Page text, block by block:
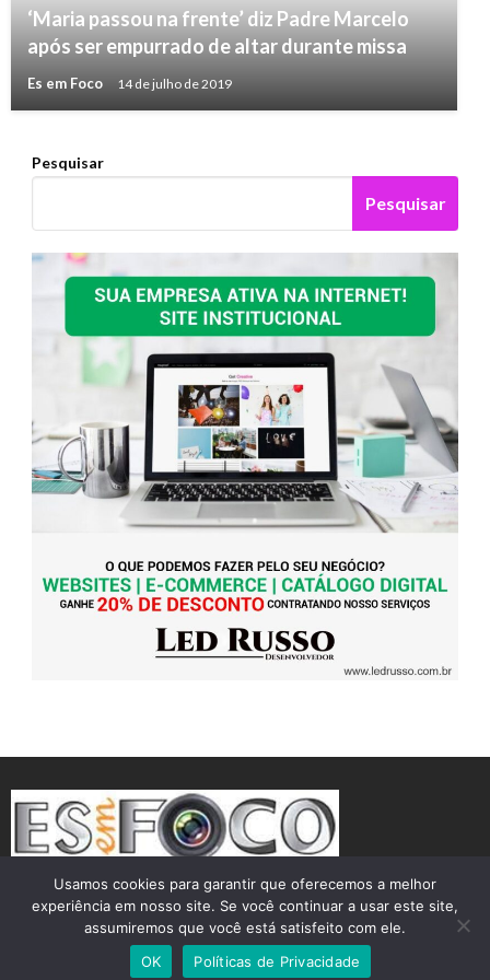
‘Maria passou na frente’ diz Padre Marcelo
após ser empurrado de altar durante missa
Es em Foco 14 de julho de 2019
Pesquisar
Pesquisar
Desenvolvido por Led Russo Theme by Silk Themes
Usamos cookies para garantir que oferecemos a melhor
experiência em nosso site. Se você continuar a usar este site,
assumiremos que você está satisfeito com ele.
OK
Políticas de Privacidade